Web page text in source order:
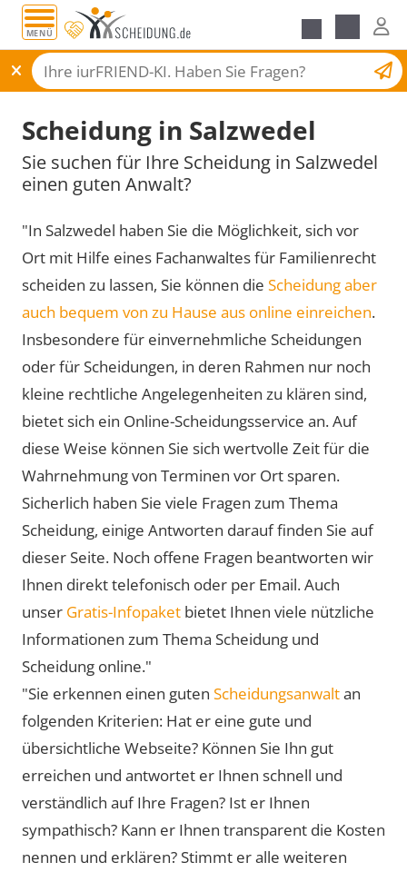
MENÜ
Scheidungsantrag
Scheidung in Salzwedel
Sie suchen für Ihre Scheidung in Salzwedel
einen guten Anwalt?
"In Salzwedel haben Sie die Möglichkeit, sich vor
Ort mit Hilfe eines Fachanwaltes für Familienrecht
scheiden zu lassen, Sie können die Scheidung aber
auch bequem von zu Hause aus online einreichen.
Insbesondere für einvernehmliche Scheidungen
oder für Scheidungen, in deren Rahmen nur noch
kleine rechtliche Angelegenheiten zu klären sind,
bietet sich ein Online-Scheidungsservice an. Auf
diese Weise können Sie sich wertvolle Zeit für die
Wahrnehmung von Terminen vor Ort sparen.
Sicherlich haben Sie viele Fragen zum Thema
Scheidung, einige Antworten darauf finden Sie auf
dieser Seite. Noch offene Fragen beantworten wir
Ihnen direkt telefonisch oder per Email. Auch
unser Gratis-Infopaket bietet Ihnen viele nützliche
Informationen zum Thema Scheidung und
Scheidung online."
"Sie erkennen einen guten Scheidungsanwaltan
folgenden Kriterien: Hat er eine gute und
übersichtliche Webseite? Können Sie Ihn gut
erreichen und antwortet er Ihnen schnell und
verständlich auf Ihre Fragen? Ist er Ihnen
sympathisch? Kann er Ihnen transparent die Kosten
nennen und erklären? Stimmt er alle weiteren